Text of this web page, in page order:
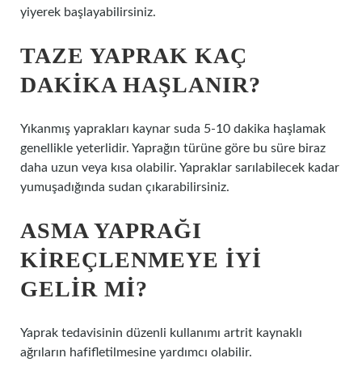
yiyerek başlayabilirsiniz.
TAZE YAPRAK KAÇ
DAKIKA HAŞLANIR?
Yıkanmış yaprakları kaynar suda 5-10 dakika haşlamak
genellikle yeterlidir. Yaprağın türüne göre bu süre biraz
daha uzun veya kısa olabilir. Yapraklar sarılabilecek kadar
yumuşadığında sudan çıkarabilirsiniz.
ASMA YAPRAĞI
KIREÇLENMEYE IYI
GELIR MI?
Yaprak tedavisinin düzenli kullanımı artrit kaynaklı
ağrıların hafifletilmesine yardımcı olabilir.